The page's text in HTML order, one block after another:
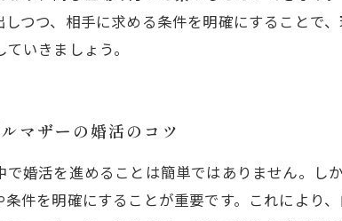
つつ、相手に求める条件を明確にすることで
いきましょう。
マザーの婚活のコツ
婚活を進めることは簡単ではありません。し
件を明確にすることが重要です。これにより